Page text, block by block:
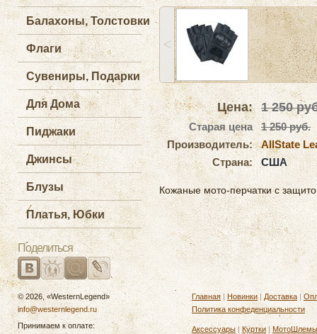
Балахоны, Толстовки
Флаги
Сувениры, Подарки
Для Дома
Пиджаки
Джинсы
Блузы
Платья, Юбки
Поделиться
˂
Цена: 1 250
Старая цена
1 250 руб.
Производитель:
AllState
Страна:
США
Кожаные мото-перчатки с
© 2026, «WesternLegend»
info@westernlegend.ru
Принимаем к оплате:
Главная | Новинки | Доставка |
Политика конфеденциальности
Аксессуары | Куртки | МотоШлемы